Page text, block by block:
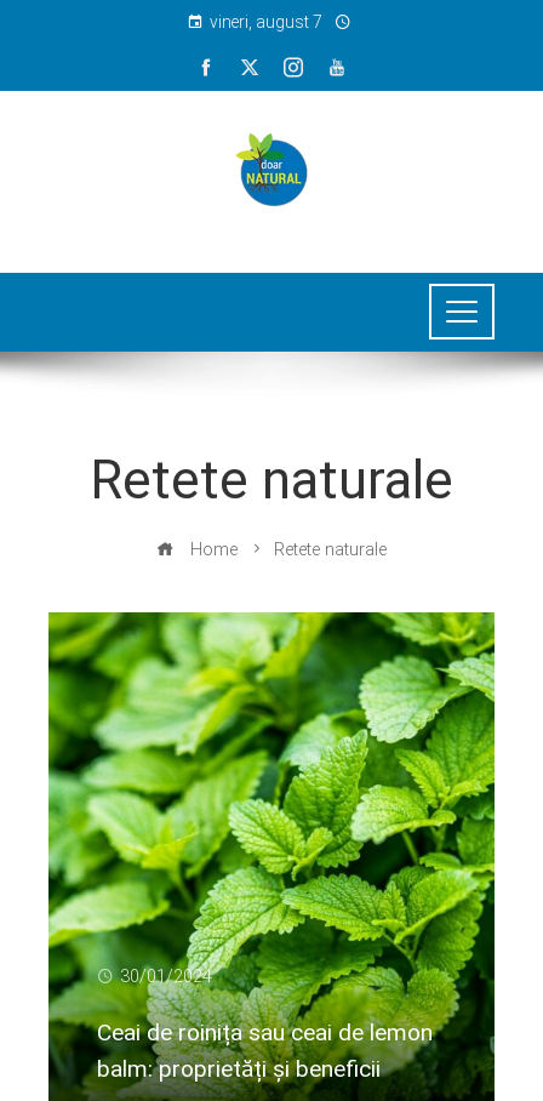
vineri, august 7
Retete naturale
Home Retete naturale
30/01/2024
Ceai de roinița sau ceai de lemon
balm: proprietăți și beneficii